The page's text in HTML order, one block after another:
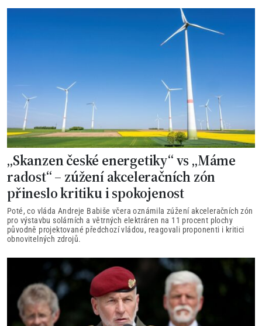
„Skanzen české energetiky“ vs „Máme
radost“ – zúžení akceleračních zón
přineslo kritiku i spokojenost
Poté, co vláda Andreje Babiše včera oznámila zúžení akceleračních zón
pro výstavbu solárních a větrných elektráren na 11 procent plochy
původně projektované předchozí vládou, reagovali proponenti i kritici
obnovitelných zdrojů.